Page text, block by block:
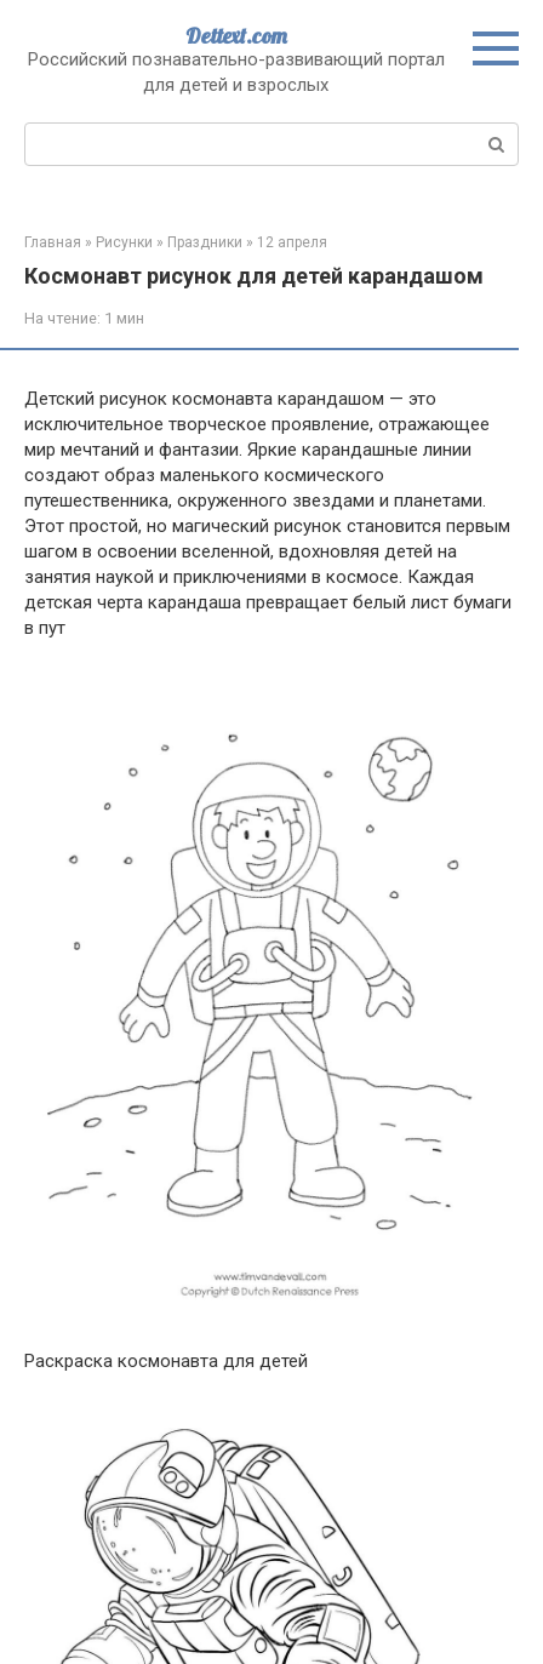
контенту
Dettext.com
Российский познавательно-развивающий портал
для детей и взрослых
Поиск:
Главная » Рисунки » Праздники » 12 апреля
Космонавт рисунок для детей карандашом
На чтение: 1 мин
Детский рисунок космонавта карандашом — это
исключительное творческое проявление, отражающее
мир мечтаний и фантазии. Яркие карандашные линии
создают образ маленького космического
путешественника, окруженного звездами и планетами.
Этот простой, но магический рисунок становится первым
шагом в освоении вселенной, вдохновляя детей на
занятия наукой и приключениями в космосе. Каждая
детская черта карандаша превращает белый лист бумаги
в пут
Раскраска космонавта для детей